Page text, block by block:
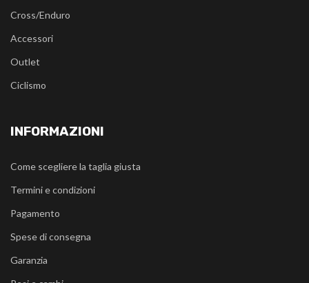
Cross/Enduro
Accessori
Outlet
Ciclismo
INFORMAZIONI
Come scegliere la taglia giusta
Termini e condizioni
Pagamento
Spese di consegna
Garanzia